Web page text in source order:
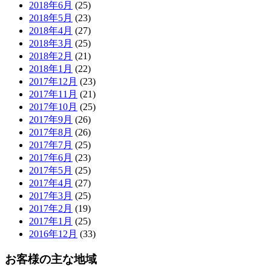
2018年6月 (25)
2018年5月 (23)
2018年4月 (27)
2018年3月 (25)
2018年2月 (21)
2018年1月 (22)
2017年12月 (23)
2017年11月 (21)
2017年10月 (25)
2017年9月 (26)
2017年8月 (26)
2017年7月 (25)
2017年6月 (23)
2017年5月 (25)
2017年4月 (27)
2017年3月 (25)
2017年2月 (19)
2017年1月 (25)
2016年12月 (33)
お客様の主な地域